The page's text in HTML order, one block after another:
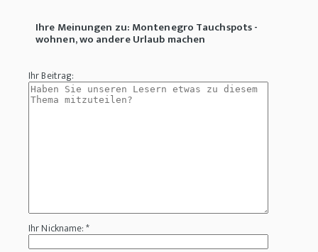
Ihre Meinungen zu: Montenegro Tauchspots -
wohnen, wo andere Urlaub machen
Ihr Beitrag:
Ihr Nickname: *